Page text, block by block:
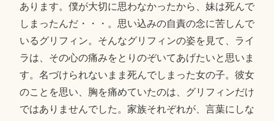
あります。僕が大切に思わなかったから、妹は死んで
しまったんだ・・・。思い込みの自責の念に苦しんで
いるグリフィン。そんなグリフィンの姿を見て、ライ
ラは、その心の痛みをとりのぞいてあげたいと思いま
す。名づけられないまま死んでしまった女の子。彼女
のことを思い、胸を痛めていたのは、グリフィンだけ
ではありませんでした。家族それぞれが、言葉にしな